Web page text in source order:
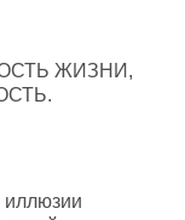
ЖИЗНИ,
иллюзии